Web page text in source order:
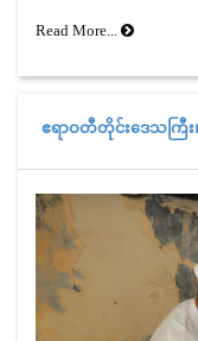
အားပေးကော်ပိုရေးရှင်
ကြီး၊ အင်းတကော်စက်
များ ပြည်တွင်းမှာ
Read More...